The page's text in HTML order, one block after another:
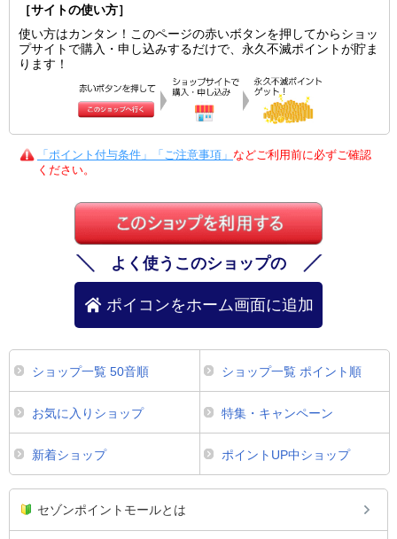
［サイトの使い方］
使い方はカンタン！このページの赤いボタンを押してからショッ
プサイトで購入・申し込みするだけで、永久不滅ポイントが貯ま
ります！
「ポイント付与条件」「ご注意事項」 などご利用前に必ずご確認
ください。
よく使うこのショップの
ポイコンをホーム画面に追加
ショップ一覧 50音順 ショップ一覧 ポイント順
お気に入りショップ 特集・キャンペーン
新着ショップ ポイントUP中ショップ
セゾンポイントモールとは